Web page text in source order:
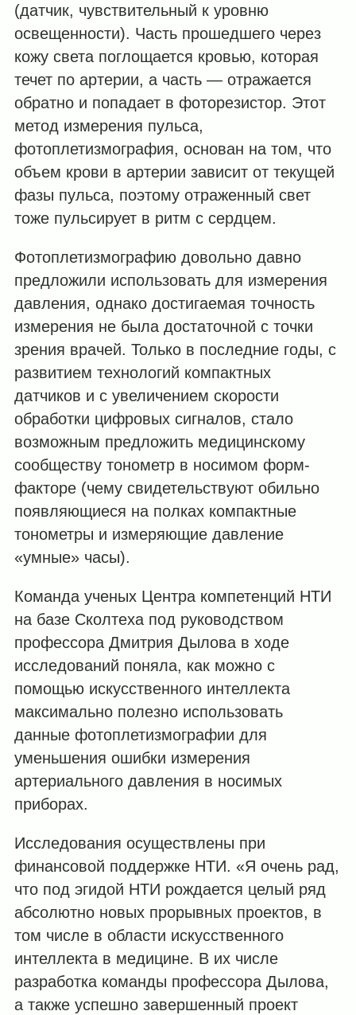
(датчик, чувствительный к уровню
освещенности). Часть прошедшего через
кожу света поглощается кровью, которая
течет по артерии, а часть — отражается
обратно и попадает в фоторезистор. Этот
метод измерения пульса,
фотоплетизмография, основан на том, что
объем крови в артерии зависит от текущей
фазы пульса, поэтому отраженный свет
тоже пульсирует в ритм с сердцем.
Фотоплетизмографию довольно давно
предложили использовать для измерения
давления, однако достигаемая точность
измерения не была достаточной с точки
зрения врачей. Только в последние годы, с
развитием технологий компактных
датчиков и с увеличением скорости
обработки цифровых сигналов, стало
возможным предложить медицинскому
сообществу тонометр в носимом форм-
факторе (чему свидетельствуют обильно
появляющиеся на полках компактные
тонометры и измеряющие давление
«умные» часы).
Команда ученых Центра компетенций НТИ
на базе Сколтеха под руководством
профессора Дмитрия Дылова в ходе
исследований поняла, как можно с
помощью искусственного интеллекта
максимально полезно использовать
данные фотоплетизмографии для
уменьшения ошибки измерения
артериального давления в носимых
приборах.
Исследования осуществлены при
финансовой поддержке НТИ. «Я очень рад,
что под эгидой НТИ рождается целый ряд
абсолютно новых прорывных проектов, в
том числе в области искусственного
интеллекта в медицине. В их числе
разработка команды профессора Дылова,
а также успешно завершенный проект